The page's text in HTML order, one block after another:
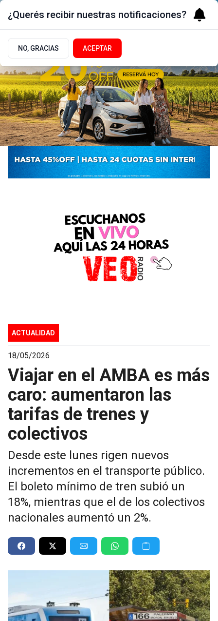
ACTUALIDAD
18/05/2026
Viajar en el AMBA es más
caro: aumentaron las
tarifas de trenes y
colectivos
Desde este lunes rigen nuevos
incrementos en el transporte público.
El boleto mínimo de tren subió un
18%, mientras que el de los colectivos
nacionales aumentó un 2%.
¿Querés recibir nuestras notificaciones?
NO, GRACIAS ACEPTAR